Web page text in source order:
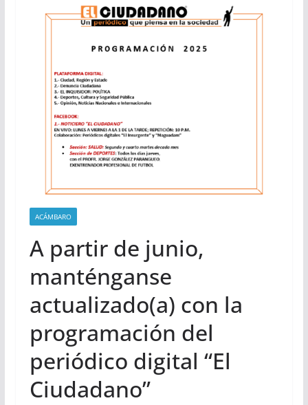
ACÁMBARO
A partir de junio,
manténganse
actualizado(a) con la
programación del
periódico digital “El
Ciudadano”